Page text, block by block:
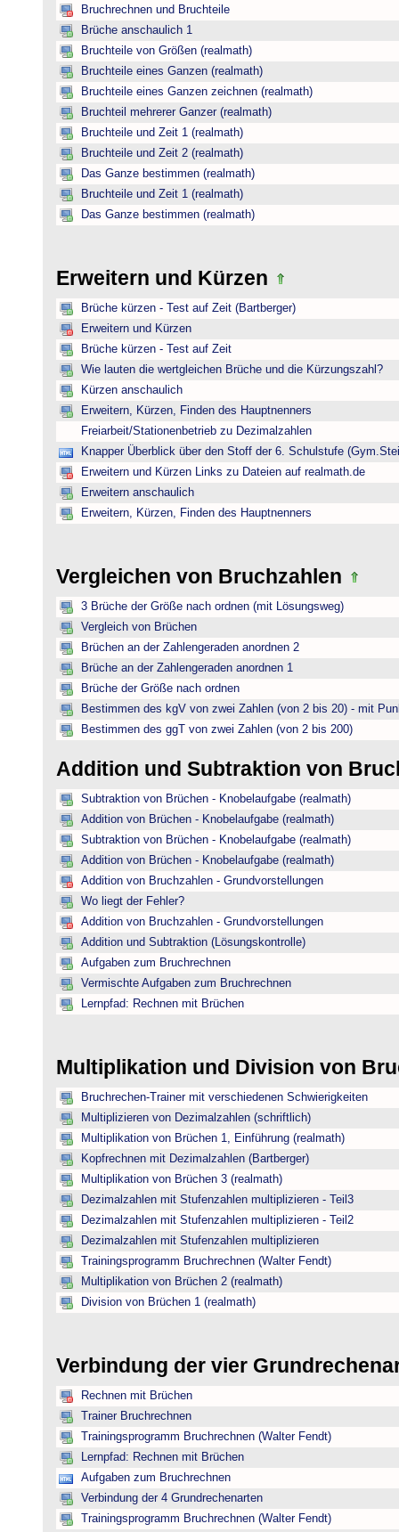
Bruchrechnen und Bruchteile
Brüche anschaulich 1
Bruchteile von Größen (realmath)
Bruchteile eines Ganzen (realmath)
Bruchteile eines Ganzen zeichnen (realmath)
Bruchteil mehrerer Ganzer (realmath)
Bruchteile und Zeit 1 (realmath)
Bruchteile und Zeit 2 (realmath)
Das Ganze bestimmen (realmath)
Bruchteile und Zeit 1 (realmath)
Das Ganze bestimmen (realmath)
Erweitern und Kürzen
Brüche kürzen - Test auf Zeit (Bartberger)
Erweitern und Kürzen
Brüche kürzen - Test auf Zeit
Wie lauten die wertgleichen Brüche und die Kürzungszahl?
Kürzen anschaulich
Erweitern, Kürzen, Finden des Hauptnenners
Freiarbeit/Stationenbetrieb zu Dezimalzahlen
Knapper Überblick über den Stoff der 6. Schulstufe
Erweitern und Kürzen Links zu Dateien auf realmath.de
Erweitern anschaulich
Erweitern, Kürzen, Finden des Hauptnenners
Vergleichen von Bruchzahlen
3 Brüche der Größe nach ordnen (mit Lösungsweg)
Vergleich von Brüchen
Brüchen an der Zahlengeraden anordnen 2
Brüche an der Zahlengeraden anordnen 1
Brüche der Größe nach ordnen
Bestimmen des kgV von zwei Zahlen (von 2 bis 20) - mit
Bestimmen des ggT von zwei Zahlen (von 2 bis 200)
Addition und Subtraktion von
Subtraktion von Brüchen - Knobelaufgabe (realmath)
Addition von Brüchen - Knobelaufgabe (realmath)
Subtraktion von Brüchen - Knobelaufgabe (realmath)
Addition von Brüchen - Knobelaufgabe (realmath)
Addition von Bruchzahlen - Grundvorstellungen
Wo liegt der Fehler?
Addition von Bruchzahlen - Grundvorstellungen
Addition und Subtraktion (Lösungskontrolle)
Aufgaben zum Bruchrechnen
Vermischte Aufgaben zum Bruchrechnen
Lernpfad: Rechnen mit Brüchen
Multiplikation und Division von
Bruchrechen-Trainer mit verschiedenen Schwierigkeiten
Multiplizieren von Dezimalzahlen (schriftlich)
Multiplikation von Brüchen 1, Einführung (realmath)
Kopfrechnen mit Dezimalzahlen (Bartberger)
Multiplikation von Brüchen 3 (realmath)
Dezimalzahlen mit Stufenzahlen multiplizieren - Teil3
Dezimalzahlen mit Stufenzahlen multiplizieren - Teil2
Dezimalzahlen mit Stufenzahlen multiplizieren
Trainingsprogramm Bruchrechnen (Walter Fendt)
Multiplikation von Brüchen 2 (realmath)
Division von Brüchen 1 (realmath)
Verbindung der vier
Rechnen mit Brüchen
Trainer Bruchrechnen
Trainingsprogramm Bruchrechnen (Walter Fendt)
Lernpfad: Rechnen mit Brüchen
Aufgaben zum Bruchrechnen
Verbindung der 4 Grundrechenarten
Trainingsprogramm Bruchrechnen (Walter Fendt)